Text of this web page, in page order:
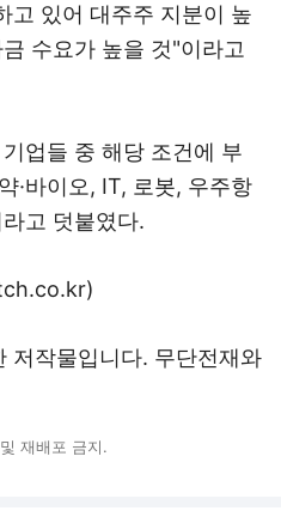
고 있어 대주주 지분이 높
수요가 높을 것"이라고
업들 중 해당 조건에 부
·바이오, IT, 로봇, 우주항
고 덧붙였다.
작물입니다. 무단전재와
재배포 금지.